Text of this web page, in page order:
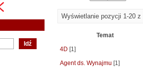
Wyświetlanie pozycji 1-20 z
Temat
4D [1]
Agent ds. Wynajmu [1]